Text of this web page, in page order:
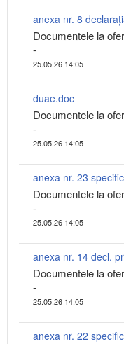
anexa nr. 8
Documentele la
-
25.05.26 14:05
duae.doc
Documentele la
-
25.05.26 14:05
anexa nr. 23
Documentele la
-
25.05.26 14:05
anexa nr. 14 decl.
Documentele la
-
25.05.26 14:05
anexa nr. 22